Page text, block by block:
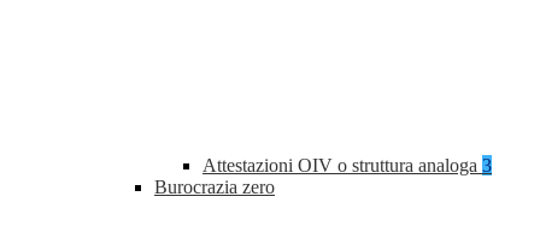
Attestazioni OIV o struttura analoga 3
Burocrazia zero